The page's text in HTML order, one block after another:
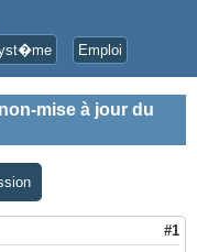
Emploi
mise à jour du
#1